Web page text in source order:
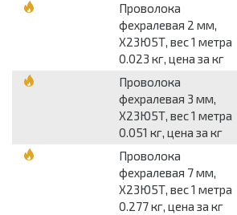
Проволока
фехралевая 2 мм,
Х23Ю5Т, вес 1 метра
0.023 кг, цена за кг
Проволока
фехралевая 3 мм,
Х23Ю5Т, вес 1 метра
0.051 кг, цена за кг
Проволока
фехралевая 7 мм,
Х23Ю5Т, вес 1 метра
0.277 кг, цена за кг